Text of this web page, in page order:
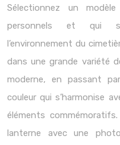
Sélectionnez un
personnels et qui
l’environnement du
dans une grande variété
moderne, en passant
couleur qui s’harmonise
éléments
lanterne avec une